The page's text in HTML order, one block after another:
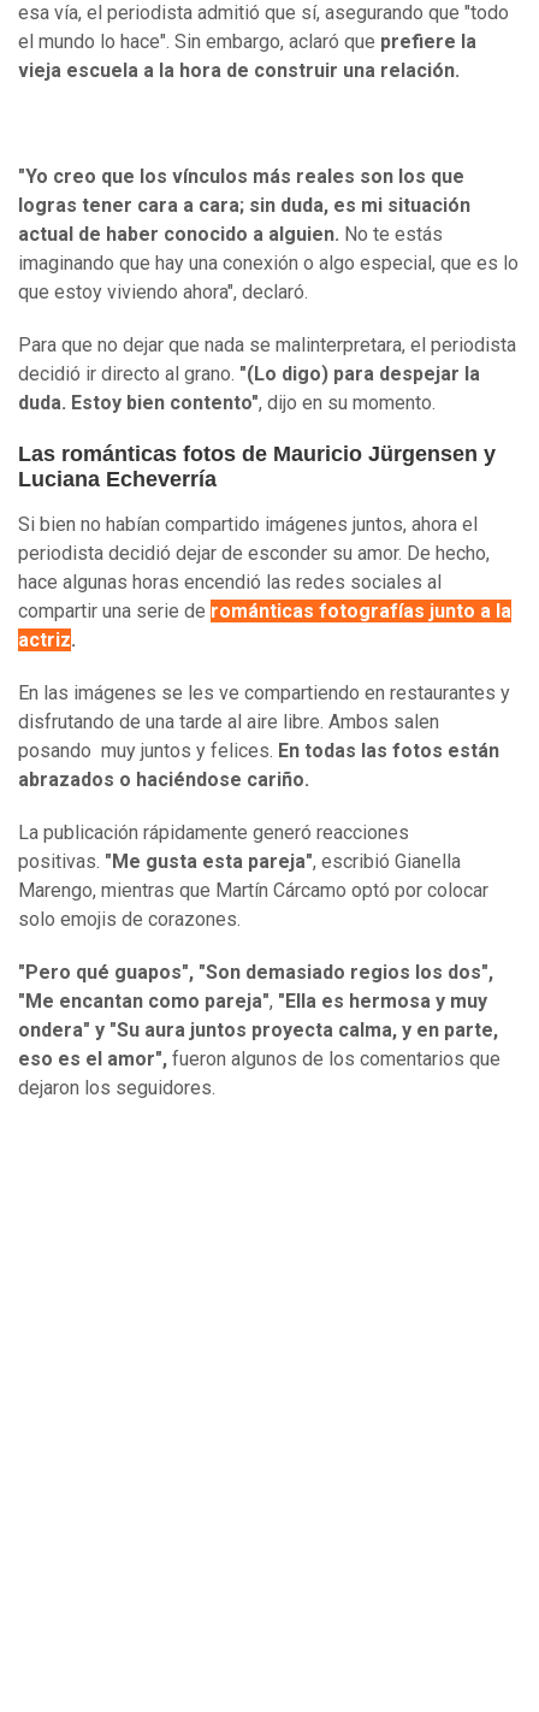
esa vía, el periodista admitió que sí, asegurando que "todo
el mundo lo hace". Sin embargo, aclaró que prefiere la
vieja escuela a la hora de construir una relación.
"Yo creo que los vínculos más reales son los que
logras tener cara a cara; sin duda, es mi situación
actual de haber conocido a alguien. No te estás
imaginando que hay una conexión o algo especial, que es lo
que estoy viviendo ahora", declaró.
Para que no dejar que nada se malinterpretara, el periodista
decidió ir directo al grano. "(Lo digo) para despejar la
duda. Estoy bien contento", dijo en su momento.
Las románticas fotos de Mauricio Jürgensen y
Luciana Echeverría
Si bien no habían compartido imágenes juntos, ahora el
periodista decidió dejar de esconder su amor. De hecho,
hace algunas horas encendió las redes sociales al
compartir una serie de románticas fotografías junto a la
actriz.
En las imágenes se les ve compartiendo en restaurantes y
disfrutando de una tarde al aire libre. Ambos salen
posando muy juntos y felices. En todas las fotos están
abrazados o haciéndose cariño.
La publicación rápidamente generó reacciones
positivas. "Me gusta esta pareja", escribió Gianella
Marengo, mientras que Martín Cárcamo optó por colocar
solo emojis de corazones.
"Pero qué guapos", "Son demasiado regios los dos",
"Me encantan como pareja", "Ella es hermosa y muy
ondera" y "Su aura juntos proyecta calma, y en parte,
eso es el amor", fueron algunos de los comentarios que
dejaron los seguidores.